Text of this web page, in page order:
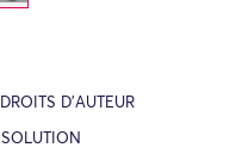
D’AUTEUR